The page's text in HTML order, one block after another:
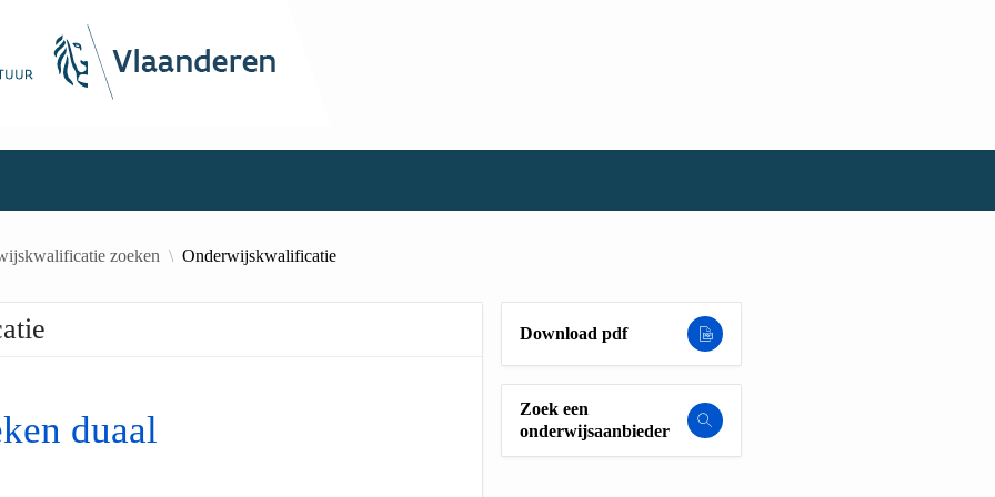
zoeken Onderwijskwalificatie
duaal
Download pdf
Zoek een
onderwijsaanbieder